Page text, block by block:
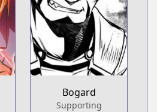
Bogard
Supporting